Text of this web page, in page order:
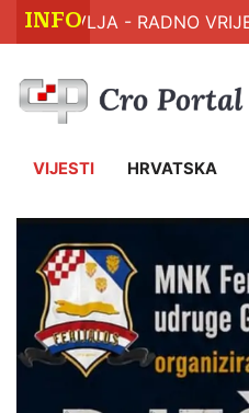
INFO- RADNO VRIJEME
VIJESTI HRVATSKA